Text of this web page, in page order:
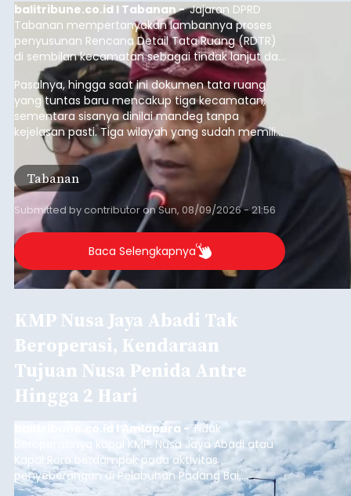
balitribune.co.id I Tabanan -Jajaran DPRD
Tabanan mempertanyakan lambannya proses
penyusunan Rencana Detail Tata Ruang (RDTR)
di sembilan kecamatan sebagai tindak lanjut dari
pelaksanaan RTRW.
Pasalnya, hingga saat ini dokumen tata ruang
yang tuntas baru mencakup tiga kecamatan,
sementara sisanya dinilai mandeg tanpa
kejelasan pasti. Tiga wilayah yang sudah memiliki
RDTR tersebut meliputi Kecamatan Kediri,
Tabanan, dan Selemadeg Barat.
Tabanan
Submitted bycontributoronSun, 08/09/2026 - 21:56
Baca Selengkapnya
KMP Nusa Jaya Abadi Tak
Beroperasi, Kendaraan
Tujuan Nusa Penida Antre
Hingga 2 Hari
balitribune.co.id I Amlapura - Tidak
beroperasinya kapal KMP. Nusa Jaya Abadi atau
Kapal Roro berdampak pada aktivitas
penyeberangan di Pelabuhan Padang Bai,
Karangasem. Puluhan kendaraan truk, Pick Up